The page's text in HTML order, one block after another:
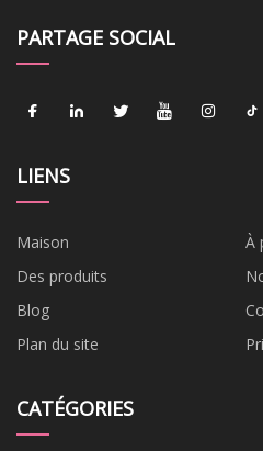
PARTAGE SOCIAL
LIENS
Maison
À
Des produits
Blog
Plan du site
CATÉGORIES